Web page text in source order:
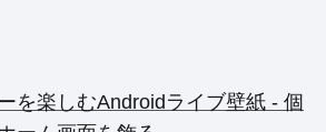
を楽しむAndroidライブ壁紙 - 個